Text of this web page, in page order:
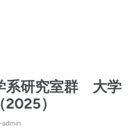
系研究室群 大学
）
admin